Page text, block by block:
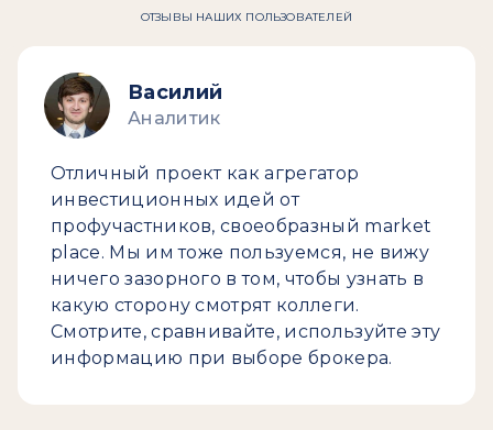
ОТЗЫВЫ НАШИХ ПОЛЬЗОВАТЕЛЕЙ
Василий
Аналитик
Отличный проект как агрегатор
инвестиционных идей от
профучастников, своеобразный market
place. Мы им тоже пользуемся, не вижу
ничего зазорного в том, чтобы узнать в
какую сторону смотрят коллеги.
Смотрите, сравнивайте, используйте эту
информацию при выборе брокера.